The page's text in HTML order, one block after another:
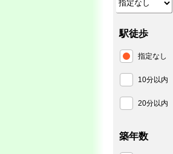
駅徒歩
指定なし
10分以内
20分以内
築年数